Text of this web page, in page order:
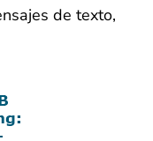
de texto,